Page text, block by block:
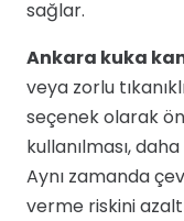
sağlar.
Ankara kuka
veya zorlu
seçenek olarak
kullanılması,
Aynı zamanda
verme riskini